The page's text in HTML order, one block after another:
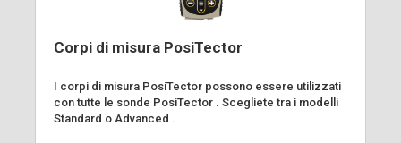
Corpi di misura PosiTector
I corpi di misura PosiTector possono essere utilizzati
con tutte le sonde PosiTector . Scegliete tra i modelli
Standard o Advanced .